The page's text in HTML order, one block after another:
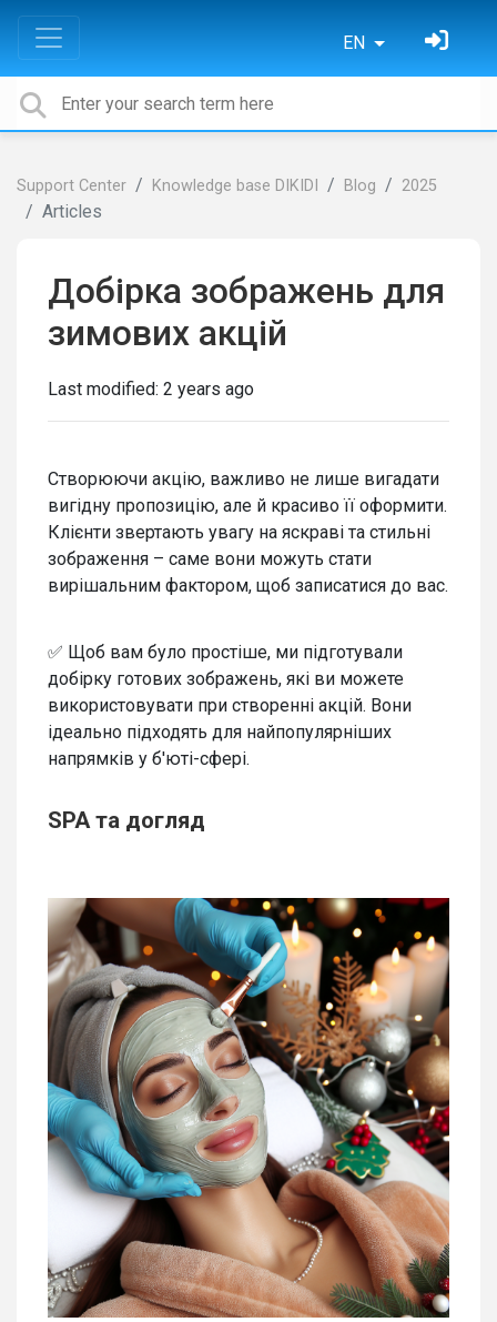
EN
Support Center Knowledge base DIKIDI Blog 2025
Articles
Добірка зображень для
зимових акцій
Last modified: 2 years ago
Створюючи акцію, важливо не лише вигадати
вигідну пропозицію, але й красиво її оформити.
Клієнти звертають увагу на яскраві та стильні
зображення – саме вони можуть стати
вирішальним фактором, щоб записатися до вас.
✅ Щоб вам було простіше, ми підготували
добірку готових зображень, які ви можете
використовувати при створенні акцій. Вони
ідеально підходять для найпопулярніших
напрямків у б'юті-сфері.
SPA та догляд